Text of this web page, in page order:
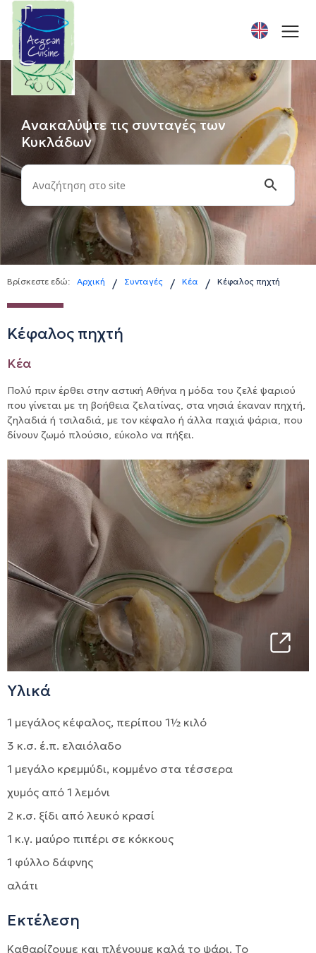
Ανακαλύψτε τις συνταγές των
Κυκλάδων
Βρίσκεστε εδώ: Αρχική / Συνταγές / Κέα / Κέφαλος πηχτή
Κέφαλος πηχτή
Κέα
Πολύ πριν έρθει στην αστική Αθήνα η μόδα του ζελέ ψαριού
που γίνεται με τη βοήθεια ζελατίνας, στα νησιά έκαναν πηχτή,
ζηλαδιά ή τσιλαδιά, με τον κέφαλο ή άλλα παχιά ψάρια, που
δίνουν ζωμό πλούσιο, εύκολο να πήξει.
Υλικά
1 μεγάλος κέφαλος, περίπου 1½ κιλό
3 κ.σ. έ.π. ελαιόλαδο
1 μεγάλο κρεμμύδι, κομμένο στα τέσσερα
χυμός από 1 λεμόνι
2 κ.σ. ξίδι από λευκό κρασί
1 κ.γ. μαύρο πιπέρι σε κόκκους
1 φύλλο δάφνης
αλάτι
Εκτέλεση
Καθαρίζουμε και πλένουμε καλά το ψάρι. Το